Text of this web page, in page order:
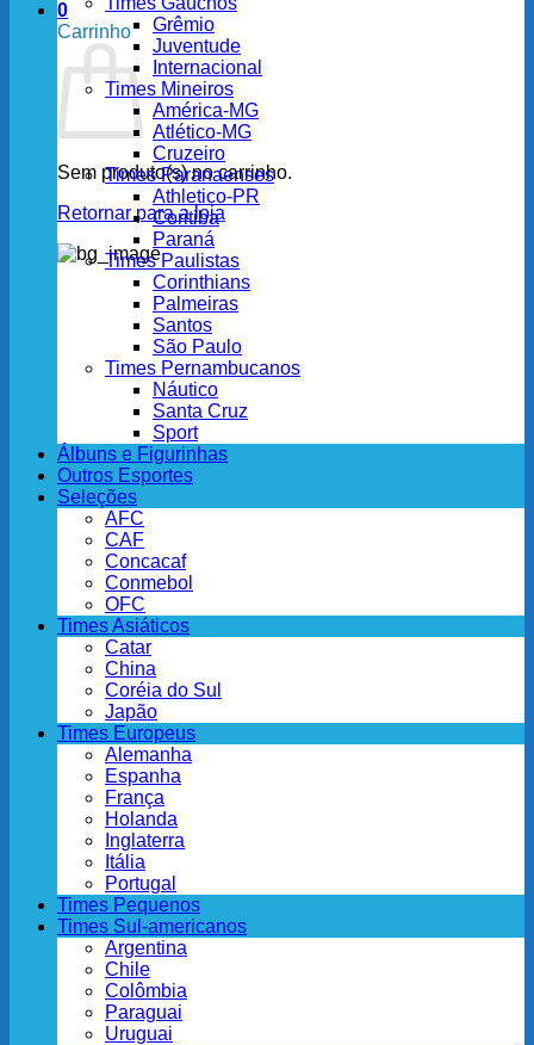
0
Carrinho
Sem produto(s) no carrinho.
Retornar para a loja
Grêmio
Juventude
Internacional
Times Mineiros
América-MG
Atlético-MG
Cruzeiro
Times Paranaenses
Athletico-PR
Coritiba
Paraná
Times Paulistas
Corinthians
Palmeiras
Santos
São Paulo
Times Pernambucanos
Náutico
Santa Cruz
Sport
Álbuns e Figurinhas
Outros Esportes
Seleções
AFC
CAF
Concacaf
Conmebol
OFC
Times Asiáticos
Catar
China
Coréia do Sul
Japão
Times Europeus
Alemanha
Espanha
França
Holanda
Inglaterra
Itália
Portugal
Times Pequenos
Times Sul-americanos
Argentina
Chile
Colômbia
Paraguai
Uruguai